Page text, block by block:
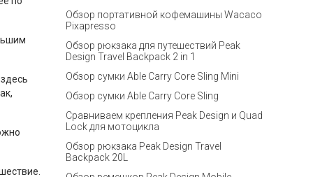
Обзор портативной кофемашины Wacaco
Pixapresso
Обзор рюкзака для путешествий Peak
Design Travel Backpack 2 in 1
Обзор сумки Able Carry Core Sling Mini
Обзор сумки Able Carry Core Sling
Сравниваем крепления Peak Design и Quad
Lock для мотоцикла
Обзор рюкзака Peak Design Travel
Backpack 20L